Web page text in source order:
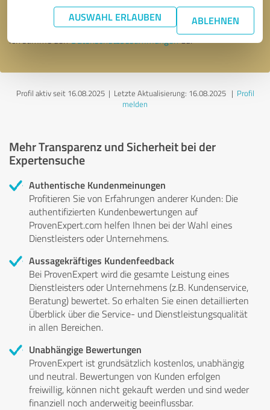
AUSWAHL ERLAUBEN ABLEHNEN
Nachricht senden
Ich stimme denDatenschutzbestimmungenzu.
Profil aktiv seit 16.08.2025 | Letzte Aktualisierung: 16.08.2025| Profil
melden
Mehr Transparenz und Sicherheit bei der
Expertensuche
Authentische Kundenmeinungen
Profitieren Sie von Erfahrungen anderer Kunden: Die
authentifizierten Kundenbewertungen auf
ProvenExpert.com helfen Ihnen bei der Wahl eines
Dienstleisters oder Unternehmens.
Aussagekräftiges Kundenfeedback
Bei ProvenExpert wird die gesamte Leistung eines
Dienstleisters oder Unternehmens (z.B. Kundenservice,
Beratung) bewertet. So erhalten Sie einen detaillierten
Überblick über die Service- und Dienstleistungsqualität
in allen Bereichen.
Unabhängige Bewertungen
ProvenExpert ist grundsätzlich kostenlos, unabhängig
und neutral. Bewertungen von Kunden erfolgen
freiwillig, können nicht gekauft werden und sind weder
finanziell noch anderweitig beeinflussbar.